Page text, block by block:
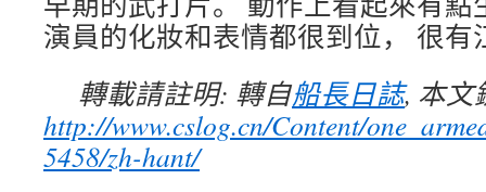
演員的化妝和表情都很到位， 很有
轉載請註明: 轉自船長日誌, 本文
http://www.cslog.cn/Content/
5458/zh-hant/